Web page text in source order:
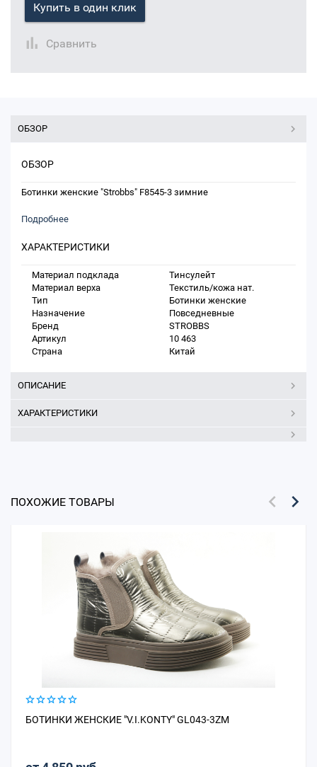
Купить в один клик
Сравнить
ОБЗОР
ОБЗОР
Ботинки женские "Strobbs" F8545-3 зимние
Подробнее
ХАРАКТЕРИСТИКИ
Материал подклада
Тинсулейт
Материал верха
Текстиль/кожа нат.
Тип
Ботинки женские
Назначение
Повседневные
Бренд
STROBBS
Артикул
10 463
Страна
Китай
ОПИСАНИЕ
ХАРАКТЕРИСТИКИ
ПОХОЖИЕ ТОВАРЫ
БОТИНКИ ЖЕНСКИЕ "V.I.KONTY" GL043-3ZM